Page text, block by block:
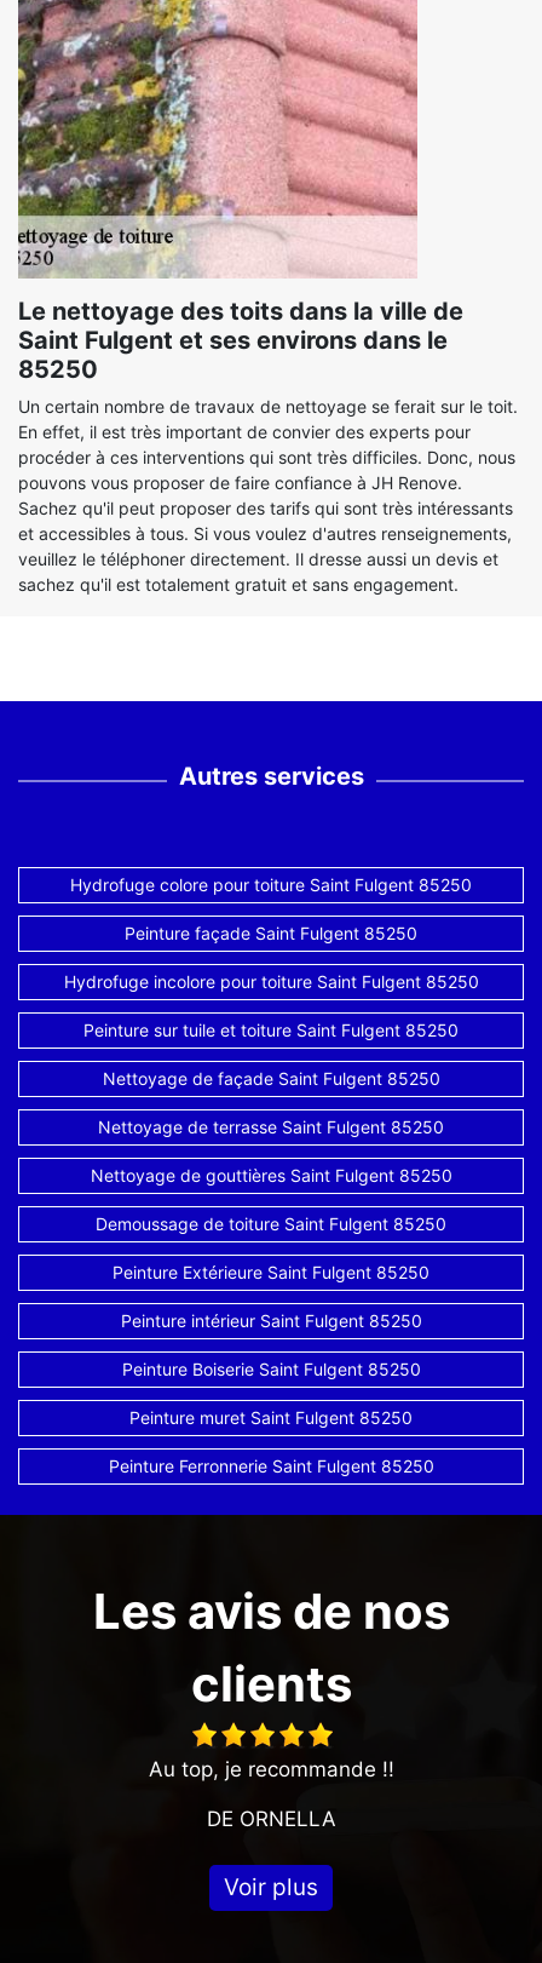
Le nettoyage des toits dans la ville de
Saint Fulgent et ses environs dans le
85250
Un certain nombre de travaux de nettoyage se ferait sur le toit.
En effet, il est très important de convier des experts pour
procéder à ces interventions qui sont très difficiles. Donc, nous
pouvons vous proposer de faire confiance à JH Renove.
Sachez qu'il peut proposer des tarifs qui sont très intéressants
et accessibles à tous. Si vous voulez d'autres renseignements,
veuillez le téléphoner directement. Il dresse aussi un devis et
sachez qu'il est totalement gratuit et sans engagement.
Autres services
Hydrofuge colore pour toiture Saint Fulgent 85250
Peinture façade Saint Fulgent 85250
Hydrofuge incolore pour toiture Saint Fulgent 85250
Peinture sur tuile et toiture Saint Fulgent 85250
Nettoyage de façade Saint Fulgent 85250
Nettoyage de terrasse Saint Fulgent 85250
Nettoyage de gouttières Saint Fulgent 85250
Demoussage de toiture Saint Fulgent 85250
Peinture Extérieure Saint Fulgent 85250
Peinture intérieur Saint Fulgent 85250
Peinture Boiserie Saint Fulgent 85250
Peinture muret Saint Fulgent 85250
Peinture Ferronnerie Saint Fulgent 85250
Les avis de nos
clients
Au top, je recommande !!
DE ORNELLA
Voir plus